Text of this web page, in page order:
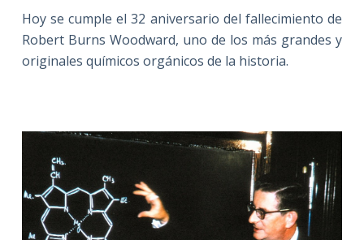
Hoy se cumple el 32 aniversario del fallecimiento de
Robert Burns Woodward, uno de los más grandes y
originales químicos orgánicos de la historia.